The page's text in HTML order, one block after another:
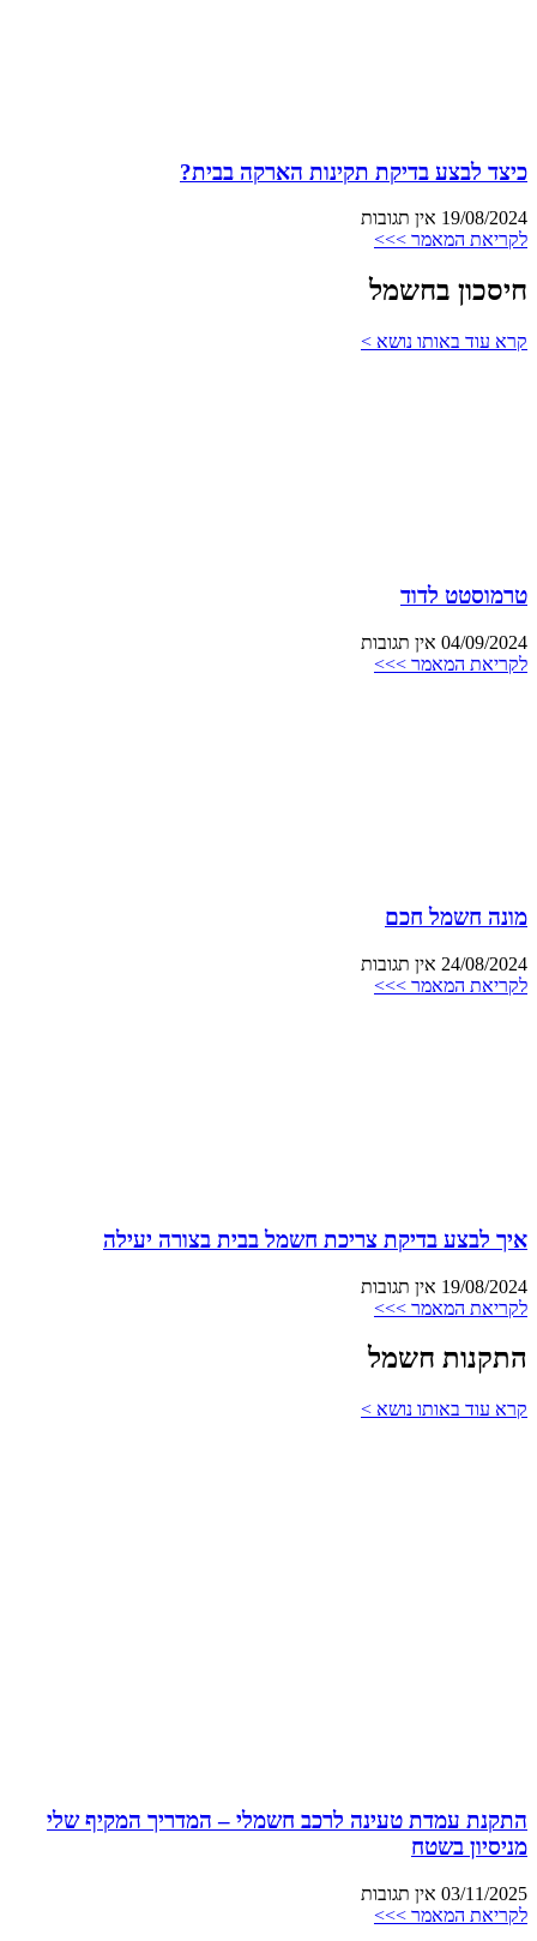
כיצד לבצע בדיקת תקינות הארקה בבית?
19/08/2024 אין תגובות
לקריאת המאמר >>>
חיסכון בחשמל
קרא עוד באותו נושא >
טרמוסטט לדוד
04/09/2024 אין תגובות
לקריאת המאמר >>>
מונה חשמל חכם
24/08/2024 אין תגובות
לקריאת המאמר >>>
איך לבצע בדיקת צריכת חשמל בבית בצורה יעילה
19/08/2024 אין תגובות
לקריאת המאמר >>>
התקנות חשמל
קרא עוד באותו נושא >
התקנת עמדת טעינה לרכב חשמלי – המדריך המקיף שלי
מניסיון בשטח
03/11/2025 אין תגובות
לקריאת המאמר >>>